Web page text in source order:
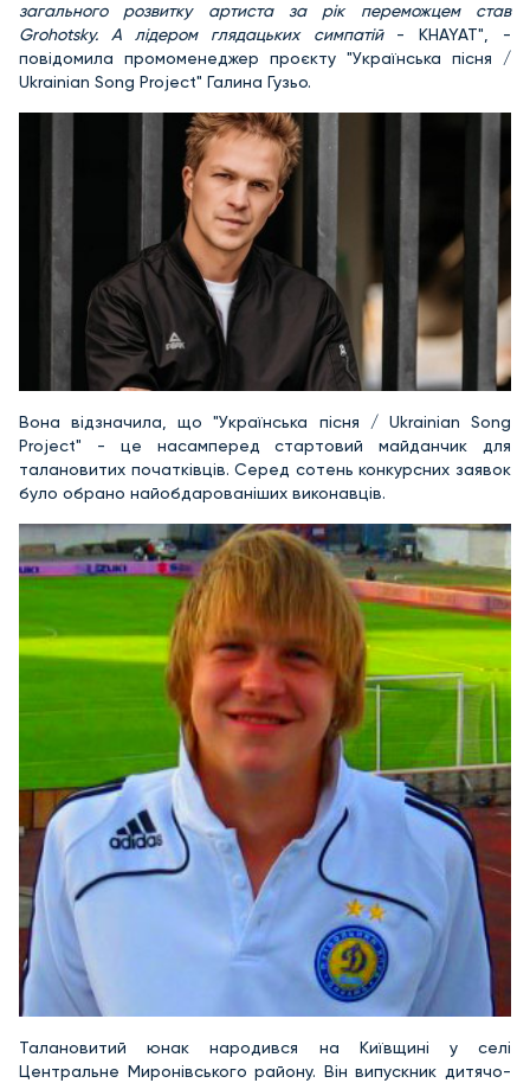
загального розвитку артиста за рік переможцем став
Grohotsky. А лідером глядацьких симпатій - KHAYAT", -
повідомила промоменеджер проєкту "Українська пісня /
Ukrainian Song Project" Галина Гузьо.
Вона відзначила, що "Українська пісня / Ukrainian Song
Project" - це насамперед стартовий майданчик для
талановитих початківців. Серед сотень конкурсних заявок
було обрано найобдарованіших виконавців.
Талановитий юнак народився на Київщині у селі
Центральне Миронівського району. Він випускник дитячо-